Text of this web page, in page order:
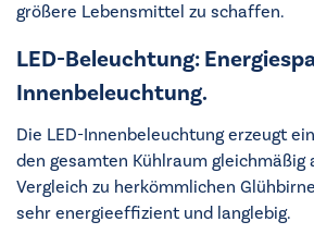
größere Lebensmittel zu schaffen.
LED-Beleuchtung:
Innenbeleuchtung.
Die LED-Innenbeleuchtung erzeugt
den gesamten Kühlraum gleichmäßig
Vergleich zu herkömmlichen
sehr energieeffizient und langlebig.